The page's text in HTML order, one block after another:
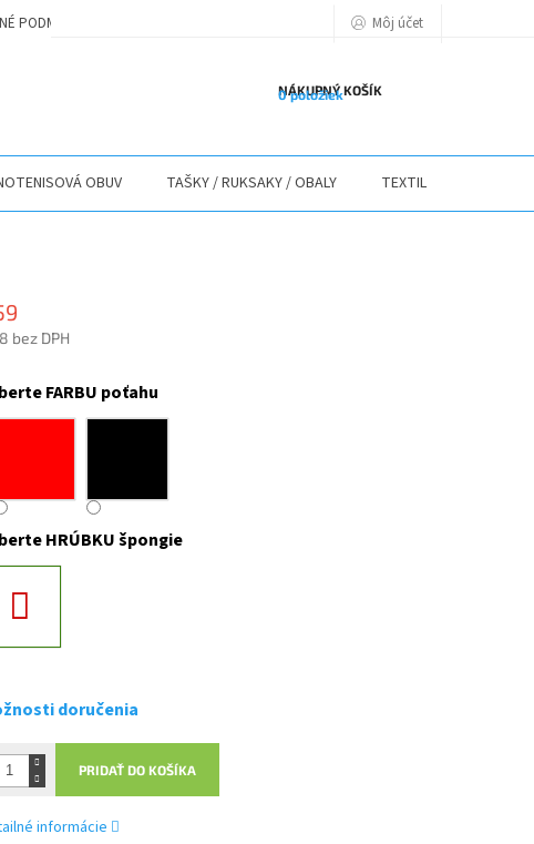
PODMIENKY PODMIENKY OCHRANY OSOBNÝCH ÚDAJOVMôj účet
NÁKUPNÝ KOŠÍK
0 položiek
OBUV TAŠKY / RUKSAKY / OBALY TEXTIL
bez DPH
FARBU poťahu
HRÚBKU špongie
doručenia
PRIDAŤ DO KOŠÍKA
informácie